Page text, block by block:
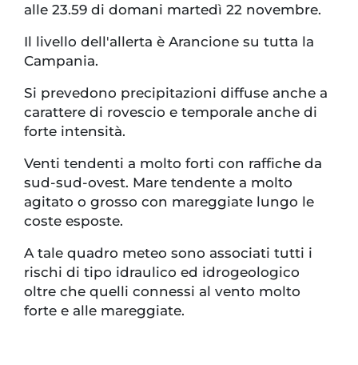
alle 23.59 di domani martedì 22 novembre.
Il livello dell'allerta è Arancione su tutta la
Campania.
Si prevedono precipitazioni diffuse anche a
carattere di rovescio e temporale anche di
forte intensità.
Venti tendenti a molto forti con raffiche da
sud-sud-ovest. Mare tendente a molto
agitato o grosso con mareggiate lungo le
coste esposte.
A tale quadro meteo sono associati tutti i
rischi di tipo idraulico ed idrogeologico
oltre che quelli connessi al vento molto
forte e alle mareggiate.